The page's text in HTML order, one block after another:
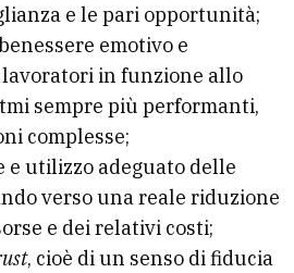
e le pari opportunità;
emotivo e
in funzione allo
sempre più performanti,
complesse;
utilizzo adeguato delle
verso una reale riduzione
e dei relativi costi;
, cioè di un senso di fiducia